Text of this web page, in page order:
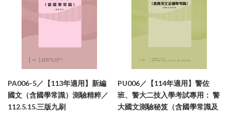
PA006-5／【113年適用】新編
國文（含國學常識）測驗精粹／
112.5.15.三版九刷
PU006／【114年適用】警佐
班、警大二技入學考試專用： 警
大國文測驗秘笈（含國學常識及